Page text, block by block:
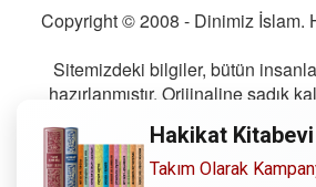
Copyright © 2008 - Dinimiz İslam.
Sitemizdeki bilgiler, bütün
hazırlanmıştır. Orijinaline sadık
almaya gerek kalmadan, herkes
edebilir.
Hakikat Kitabevi
Takım Olarak